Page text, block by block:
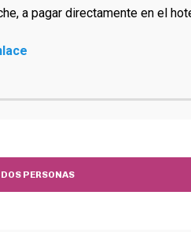
a pagar directamente en el
PERSONAS